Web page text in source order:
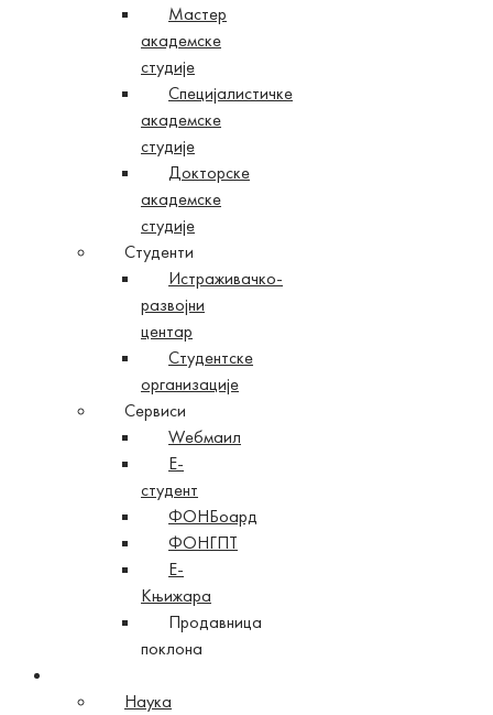
Мастер
академске
студије
Специјалистичке
академске
студије
Докторске
академске
студије
Студенти
Истраживачко-
развојни
центар
Студентске
организације
Сервиси
Wебмаил
Е-
студент
ФОНБоард
ФОНГПТ
Е-
Књижара
Продавница
поклона
Наука